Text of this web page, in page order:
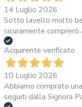
14 Luglio 2026
Sotto lavello molto
sicuramente comprerò
Acquirente verificato
10 Luglio 2026
Abbiamo comprato
seguiti dalla Signora